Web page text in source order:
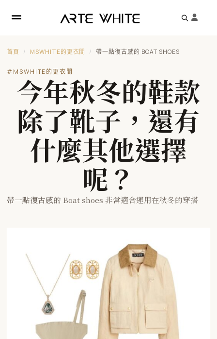
首頁 MSWHITE的更衣間 帶一點復古感的 BOAT SHOES
#MSWHITE的更衣間
今年秋冬的鞋款
除了靴子，還有
什麼其他選擇
呢？
帶一點復古感的 Boat shoes 非常適合運用在秋冬的穿搭